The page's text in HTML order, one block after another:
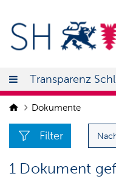
Transparenz
Dokumente
Filter
1 Dokument